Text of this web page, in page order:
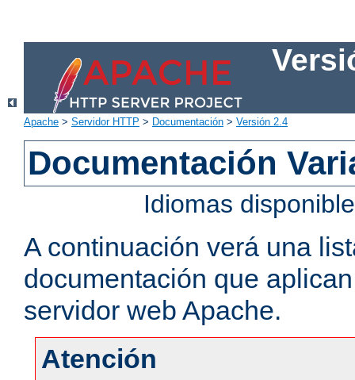
Apache > Servidor HTTP > Documentación > Versión 2.4
Documentación
Idiomas
A continuación verá una
documentación que
servidor web Apache.
Atención